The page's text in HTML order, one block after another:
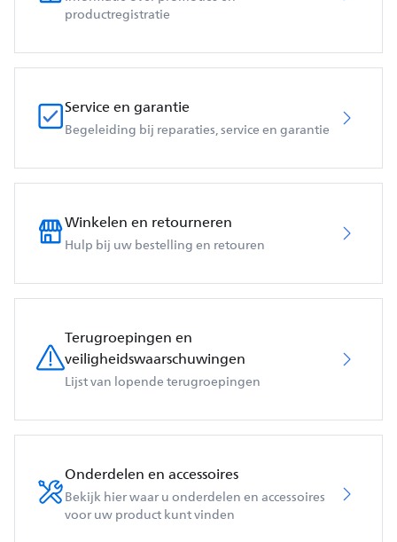
productregistratie
Service en garantie
Begeleiding bij reparaties, service en garantie
Winkelen en retourneren
Hulp bij uw bestelling en retouren
Terugroepingen en
veiligheidswaarschuwingen
Lijst van lopende terugroepingen
Onderdelen en accessoires
Bekijk hier waar u onderdelen en accessoires
voor uw product kunt vinden